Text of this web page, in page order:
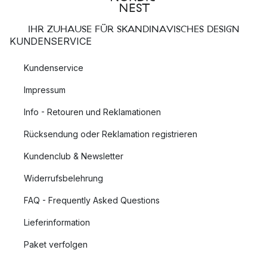
IHR ZUHAUSE FÜR SKANDINAVISCHES DESIGN
KUNDENSERVICE
Kundenservice
Impressum
Info - Retouren und Reklamationen
Rücksendung oder Reklamation registrieren
Kundenclub & Newsletter
Widerrufsbelehrung
FAQ - Frequently Asked Questions
Lieferinformation
Paket verfolgen